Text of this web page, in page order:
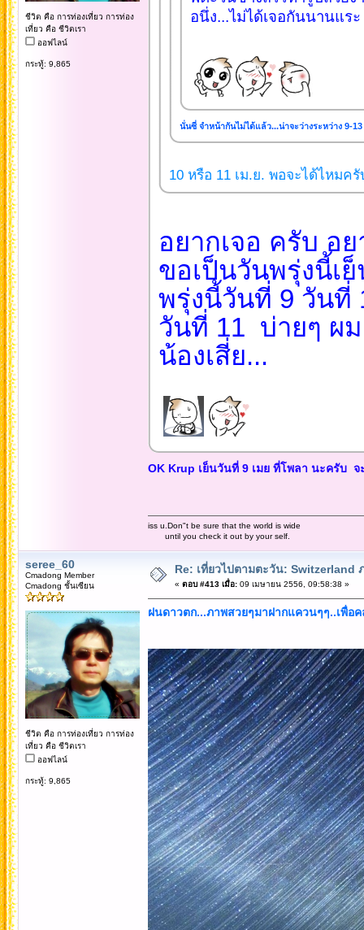
ชีวิต คือ การท่องเที่ยว การท่อง
เที่ยว คือ ชีวิตเรา
ออฟไลน์
กระทู้: 9,865
อนึ่ง...ไม่ได้เจอกันนานแร
นั่นซี่ จำหน้ากันไม่ได้แล้ว...น่าจะว่างระหว่าง 9-
10 หรือ 11 เม.ย. พอจะได้ไหมค
อยากเจอ ครับ อ
ขอเป็นวันพรุ่งนี้เ
พรุ่งนี้วันที่ 9 วันที่
วันที่ 11 บ่ายๆ ผ
น้องเสี่ย...
OK Krup เย็นวันที่ 9 เมย ที่โพลา นะครับ จ
iss u.Don"t be sure that the world is wide
until you check it out by your self.
seree_60
Cmadong Member
Cmadong ชั้นเซียน
ชีวิต คือ การท่องเที่ยว การท่อง
เที่ยว คือ ชีวิตเรา
ออฟไลน์
กระทู้: 9,865
Re: เที่ยวไปตามตะวัน: Switzerland
« ตอบ #413 เมื่อ:09 เมษายน 2556, 09:58:38 »
ฝนดาวตก...ภาพสวยๆมาฝากแควนๆๆ..เพื่อ